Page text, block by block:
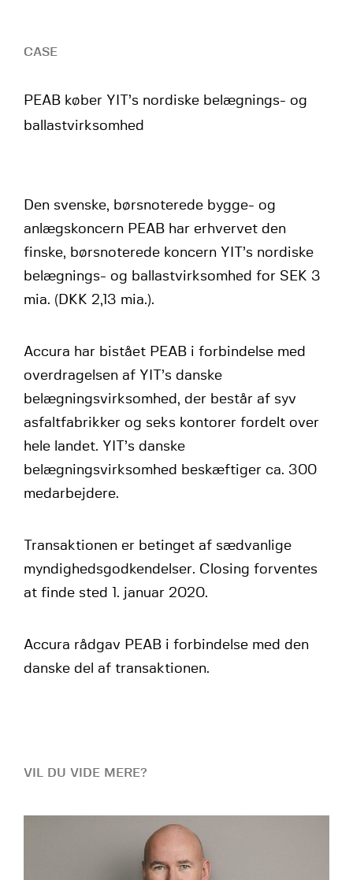
CASE
PEAB køber YIT’s nordiske belægnings- og
ballastvirksomhed
Den svenske, børsnoterede bygge- og
anlægskoncern PEAB har erhvervet den
finske, børsnoterede koncern YIT’s nordiske
belægnings- og ballastvirksomhed for SEK 3
mia. (DKK 2,13 mia.).
Accura har bistået PEAB i forbindelse med
overdragelsen af YIT’s danske
belægningsvirksomhed, der består af syv
asfaltfabrikker og seks kontorer fordelt over
hele landet. YIT’s danske
belægningsvirksomhed beskæftiger ca. 300
medarbejdere.
Transaktionen er betinget af sædvanlige
myndighedsgodkendelser. Closing forventes
at finde sted 1. januar 2020.
Accura rådgav PEAB i forbindelse med den
danske del af transaktionen.
VIL DU VIDE MERE?